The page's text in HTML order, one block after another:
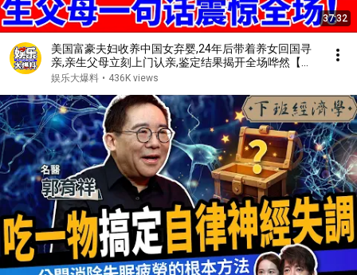
37:32
美国富豪夫妇收养中国女弃婴,24年后带着养女回国寻
亲,亲生父母立刻上门认亲,鉴定结果揭开全场哗然【人
间真情录】
娱乐大爆料 • 436K views